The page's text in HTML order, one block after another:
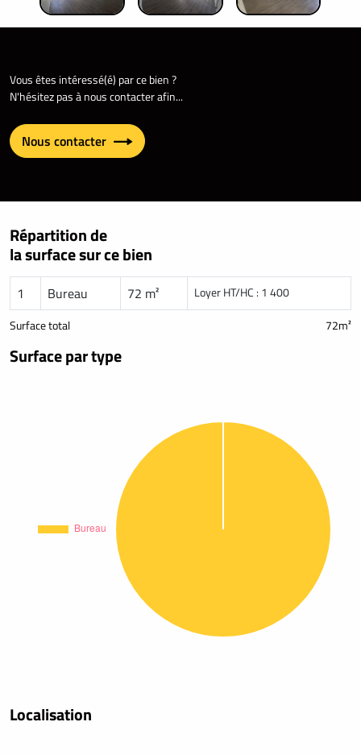
Vous êtes intéressé(é) par ce bien ?
N'hésitez pas à nous contacter afin...
Nous contacter
Répartition de
la surface sur ce bien
1 Bureau 72 m²
Loyer HT/HC : 1 400
Surface total
72m²
Surface par type
Localisation